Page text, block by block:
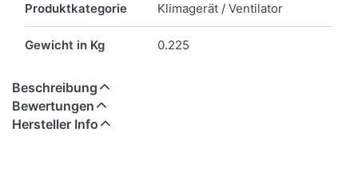
Produktkategorie Klimagerät / Ventilator
Gewicht in Kg 0.225
Beschreibung
Bewertungen
Hersteller Info